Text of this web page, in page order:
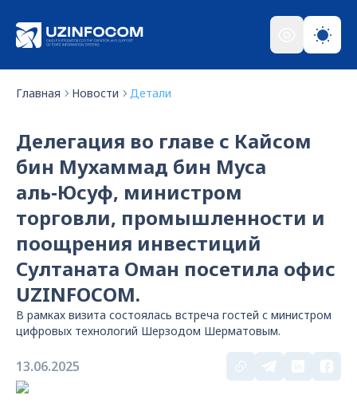
Главная Новости Детали
Делегация во главе с Кайсом
бин Мухаммад бин Муса
аль‑Юсуф, министром
торговли, промышленности и
поощрения инвестиций
Султаната Оман посетила офис
UZINFOCOM.
В рамках визита состоялась встреча гостей с министром
цифровых технологий Шерзодом Шерматовым.
13.06.2025